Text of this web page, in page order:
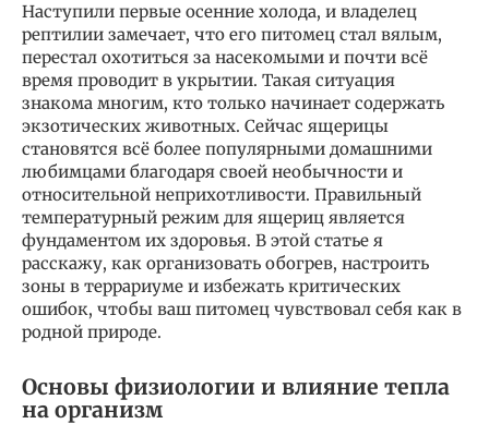
Наступили первые осенние холода, и владелец
рептилии замечает, что его питомец стал вялым,
перестал охотиться за насекомыми и почти всё
время проводит в укрытии. Такая ситуация
знакома многим, кто только начинает содержать
экзотических животных. Сейчас ящерицы
становятся всё более популярными домашними
любимцами благодаря своей необычности и
относительной неприхотливости. Правильный
температурный режим для ящериц является
фундаментом их здоровья. В этой статье я
расскажу, как организовать обогрев, настроить
зоны в террариуме и избежать критических
ошибок, чтобы ваш питомец чувствовал себя как в
родной природе.
Основы физиологии и влияние тепла
на организм